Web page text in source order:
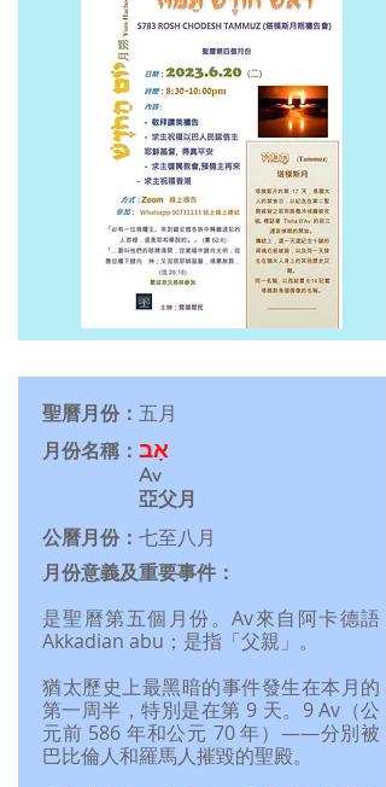
聖曆月份： 五月
月份名稱： אָב
Av
亞父月
公曆月份： 七至八月
月份意義及重要事件：
是聖曆第五個月份。Av來自阿卡德語
Akkadian abu；是指「父親」。
猶太歷史上最黑暗的事件發生在本月的
第一周半，特別是在第 9 天。9 Av（公
元前 586 年和公元 70 年）——分別被
巴比倫人和羅馬人摧毀的聖殿。